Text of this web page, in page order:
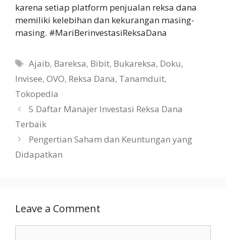
karena setiap platform penjualan reksa dana
memiliki kelebihan dan kekurangan masing-
masing. #MariBerinvestasiReksaDana
Tags
Ajaib, Bareksa, Bibit, Bukareksa, Doku,
Invisee, OVO, Reksa Dana, Tanamduit,
Tokopedia
5 Daftar Manajer Investasi Reksa Dana
Terbaik
Pengertian Saham dan Keuntungan yang
Didapatkan
Leave a Comment